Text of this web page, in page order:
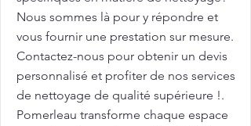
Nous sommes là pour y répondre et
vous fournir une prestation sur mesure.
Contactez-nous pour obtenir un devis
personnalisé et profiter de nos services
de nettoyage de qualité supérieure !.
Pomerleau transforme chaque espace